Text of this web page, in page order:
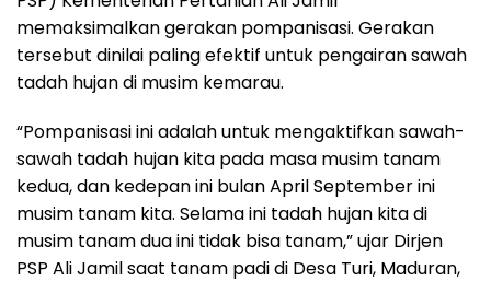
memaksimalkan gerakan pompanisasi. Gerakan
tersebut dinilai paling efektif untuk pengairan sawah
tadah hujan di musim kemarau.
“Pompanisasi ini adalah untuk mengaktifkan sawah-
sawah tadah hujan kita pada masa musim tanam
kedua, dan kedepan ini bulan April September ini
musim tanam kita. Selama ini tadah hujan kita di
musim tanam dua ini tidak bisa tanam,” ujar Dirjen
PSP Ali Jamil saat tanam padi di Desa Turi, Maduran,